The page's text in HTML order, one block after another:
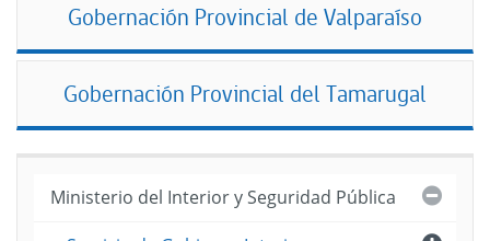
Gobernación Provincial de Valparaíso
Gobernación Provincial del Tamarugal
Ministerio del Interior y Seguridad Pública